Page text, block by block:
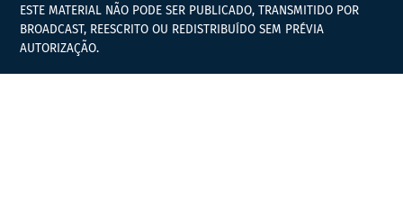
ESTE MATERIAL NÃO PODE SER PUBLICADO, TRANSMITIDO POR
BROADCAST, REESCRITO OU REDISTRIBUÍDO SEM PRÉVIA
AUTORIZAÇÃO.